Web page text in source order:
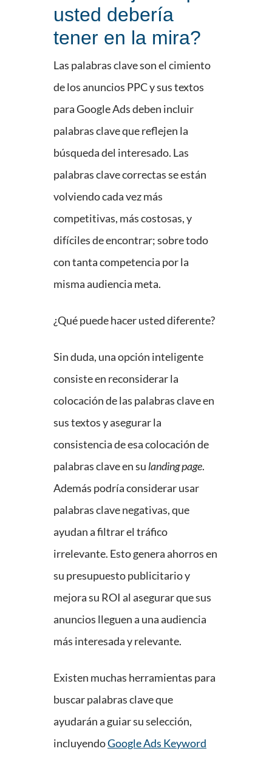
usted debería
tener en la mira?
Las palabras clave son el cimiento
de los anuncios PPC y sus textos
para Google Ads deben incluir
palabras clave que reflejen la
búsqueda del interesado. Las
palabras clave correctas se están
volviendo cada vez más
competitivas, más costosas, y
difíciles de encontrar; sobre todo
con tanta competencia por la
misma audiencia meta.
¿Qué puede hacer usted diferente?
Sin duda, una opción inteligente
consiste en reconsiderar la
colocación de las palabras clave en
sus textos y asegurar la
consistencia de esa colocación de
palabras clave en su landing page.
Además podría considerar usar
palabras clave negativas, que
ayudan a filtrar el tráfico
irrelevante. Esto genera ahorros en
su presupuesto publicitario y
mejora su ROI al asegurar que sus
anuncios lleguen a una audiencia
más interesada y relevante.
Existen muchas herramientas para
buscar palabras clave que
ayudarán a guiar su selección,
incluyendoGoogle Ads Keyword